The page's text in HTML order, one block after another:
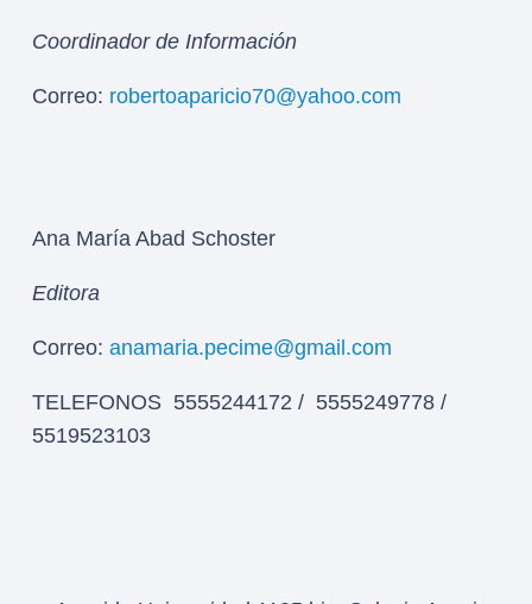
Coordinador de Información
Correo: robertoaparicio70@yahoo.com
Ana María Abad Schoster
Editora
Correo: anamaria.pecime@gmail.com
TELEFONOS 5555244172 / 5555249778 /
5519523103